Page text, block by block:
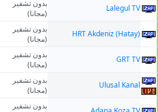
Lalegul TV
بدون تشفير
(مجانا)
HRT Akdeniz (Hatay)
بدون تشفير
(مجانا)
GRT TV
بدون تشفير
(مجانا)
Ulusal Kanal
بدون تشفير
(مجانا)
بدون تشفير